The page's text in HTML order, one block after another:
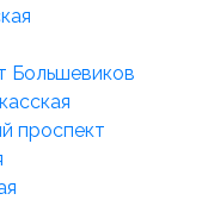
Большевиков
проспект